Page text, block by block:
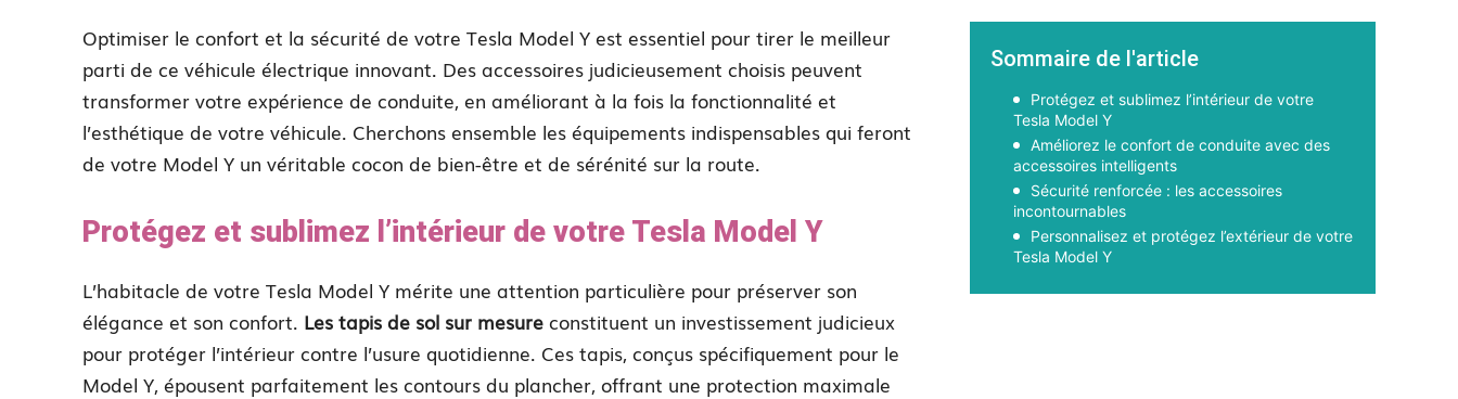
Optimiser le confort et la sécurité de votre Tesla Model Y est essentiel pour tirer le meilleur
parti de ce véhicule électrique innovant. Des accessoires judicieusement choisis peuvent
transformer votre expérience de conduite, en améliorant à la fois la fonctionnalité et
l’esthétique de votre véhicule. Cherchons ensemble les équipements indispensables qui feront
de votre Model Y un véritable cocon de bien-être et de sérénité sur la route.
Protégez et sublimez l’intérieur de votre Tesla Model Y
L’habitacle de votre Tesla Model Y mérite une attention particulière pour préserver son
élégance et son confort. Les tapis de sol sur mesure constituent un investissement judicieux
pour protéger l’intérieur contre l’usure quotidienne. Ces tapis, conçus spécifiquement pour le
Model Y, épousent parfaitement les contours du plancher, offrant une protection maximale
Sommaire de l'article
Protégez et sublimez l’intérieur de votre
Tesla Model Y
Améliorez le confort de conduite avec des
accessoires intelligents
Sécurité renforcée : les accessoires
incontournables
Personnalisez et protégez l’extérieur de votre
Tesla Model Y